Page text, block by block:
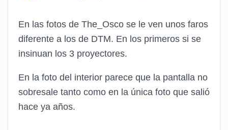
En las fotos de The_Osco se le ven unos faros
diferente a los de DTM. En los primeros si se
insinuan los 3 proyectores.
En la foto del interior parece que la pantalla no
sobresale tanto como en la única foto que salió
hace ya años.